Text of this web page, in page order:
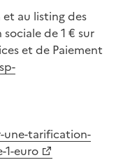
au listing des
de 1 € sur
et de Paiement
une-tarification-
1-euro